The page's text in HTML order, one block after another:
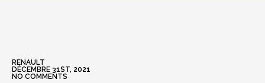
RENAULT
DÉCEMBRE 31ST, 2021
NO COMMENTS